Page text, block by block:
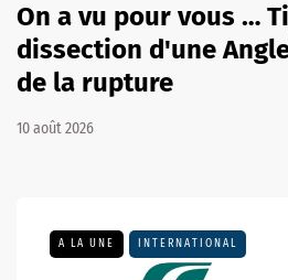
On a vu pour vous …
dissection d'une
de la rupture
10 août 2026
A LA UNE INTERNATIONAL